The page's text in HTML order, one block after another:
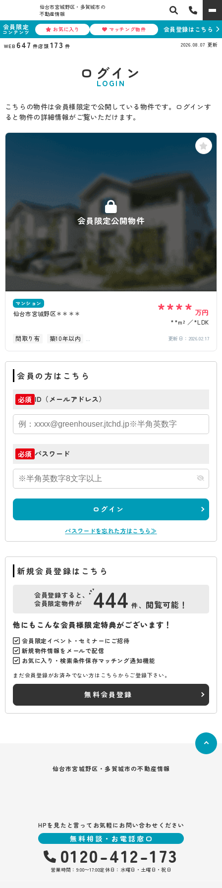
仙台市宮城野区・多賀城市の
不動産情報
会員限定
コンテンツ お気に入り マッチング物件 会員登録はこちら
WEB 647 件店頭 173 件 2026.08.07 更新
ログイン
LOGIN
こちらの物件は会員様限定で公開している物件です。ログインす
ると物件の詳細情報がご覧いただけます。
会員限定公開物件
マンション
仙台市宮城野区＊＊＊＊ **** 万円
**m²
*LDK
間取り有
築10年以内
更新日： 2026.02.17
会員の方はこちら
必須 ID（メールアドレス）
必須 パスワード
ログイン
パスワードを忘れた方はこちら≫
新規会員登録はこちら
会員登録すると、
会員限定物件が
444 件、 閲覧可能！
他にもこんな会員様限定特典がございます！
会員限定イベント・セミナーにご招待
新規物件情報をメールで配信
お気に入り・検索条件保存マッチング通知機能
まだ会員登録がお済みでない方はこちらからご登録下さい。
無料会員登録
仙台市宮城野区・多賀城市の不動産情報
HPを見たと言ってお気軽にお問い合わせください
無料相談・お電話窓口
0120-412-173
営業時間：9:00〜17:00定休日：水曜日・土曜日・祝日